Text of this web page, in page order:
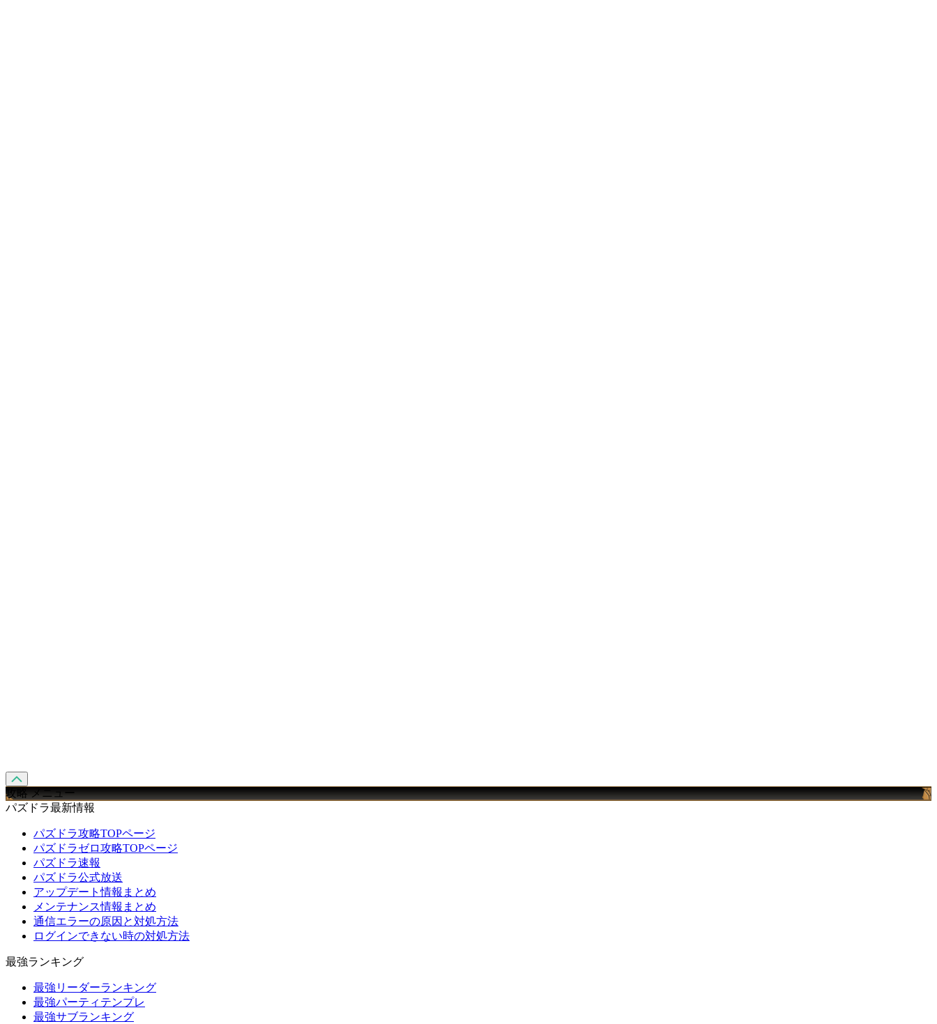
攻略 メニュー
パズドラ最新情報
パズドラ攻略TOPページ
パズドラゼロ攻略TOPページ
パズドラ速報
パズドラ公式放送
アップデート情報まとめ
メンテナンス情報まとめ
通信エラーの原因と対処方法
ログインできない時の対処方法
最強ランキング
最強リーダーランキング
最強パーティテンプレ
最強サブランキング